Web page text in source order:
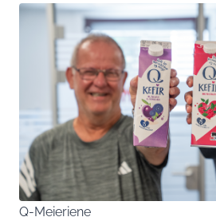
Q-Meieriene